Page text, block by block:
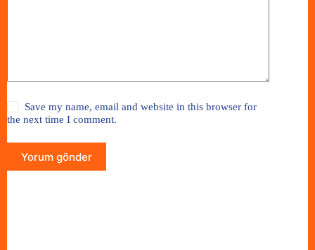
Save my name, email and website in this browser for
the next time I comment.
Yorum gönder